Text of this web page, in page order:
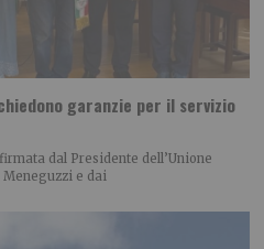
garanzie per il servizio
dal Presidente dell’Unione
e dai